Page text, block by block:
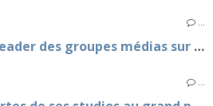
…
Le groupe Webedia, leader des groupes médias sur la vidéo sociale en France
…